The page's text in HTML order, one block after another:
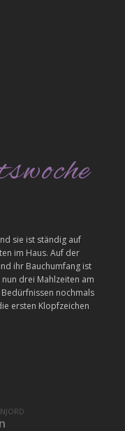
sie ist ständig auf
im Haus. Auf der
ihr Bauchumfang ist
drei Mahlzeiten am
nochmals
ersten Klopfzeichen
NJORD